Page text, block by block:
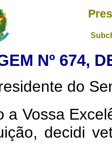
Nº 674,
do
decidi